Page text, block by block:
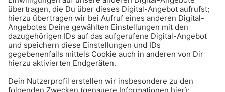
Hier gibt's noch mehr Musik
für euch: